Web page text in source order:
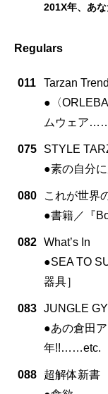
201X年、あな
Regulars
011
Tarzan
●〈
ムウェア
075
STYLE
●素の自分
080
これが世界
●書籍／『
082 What’s In
●SEA TO
器具］
083 JUNGLE
●あの倉田
年!!……etc.
088
超解体新書